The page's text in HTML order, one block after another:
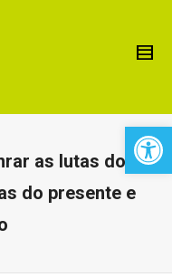
as lutas do
do presente e